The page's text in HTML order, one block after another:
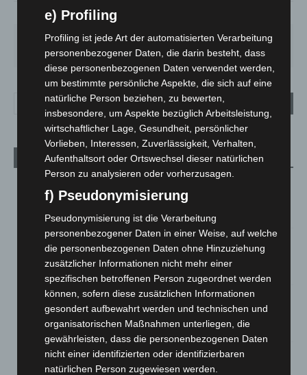
36%
SO.
33°
MO.
27°
DI.
24°
MI.
27°
DO.
31
Aktuelle Beiträge
Werke im Jacques’ Wein-Depot Isernhagen
8. August 2026
A2: Zweite Turbobaustelle startet zwischen Hannover-West
und Bothfeld
Niedersachsen: Feuerwehrkräfte kehren nach
Waldbrandeinsatz aus Spanien zurück
7. August 2026
Hannover: Erste Tigermücken-Population in Niedersachsen
entdeckt
e) Profiling
Profiling ist jede Art der automatisierten Verarbeitung
personenbezogener Daten, die darin besteht, dass
diese personenbezogenen Daten verwendet werden,
um bestimmte persönliche Aspekte, die sich auf eine
natürliche Person beziehen, zu bewerten,
insbesondere, um Aspekte bezüglich Arbeitsleistung,
wirtschaftlicher Lage, Gesundheit, persönlicher
Vorlieben, Interessen, Zuverlässigkeit, Verhalten,
Aufenthaltsort oder Ortswechsel dieser natürlichen
Person zu analysieren oder vorherzusagen.
f) Pseudonymisierung
Pseudonymisierung ist die Verarbeitung
personenbezogener Daten in einer Weise, auf welche
die personenbezogenen Daten ohne Hinzuziehung
zusätzlicher Informationen nicht mehr einer
spezifischen betroffenen Person zugeordnet werden
können, sofern diese zusätzlichen Informationen
gesondert aufbewahrt werden und technischen und
organisatorischen Maßnahmen unterliegen, die
gewährleisten, dass die personenbezogenen Daten
nicht einer identifizierten oder identifizierbaren
natürlichen Person zugewiesen werden.